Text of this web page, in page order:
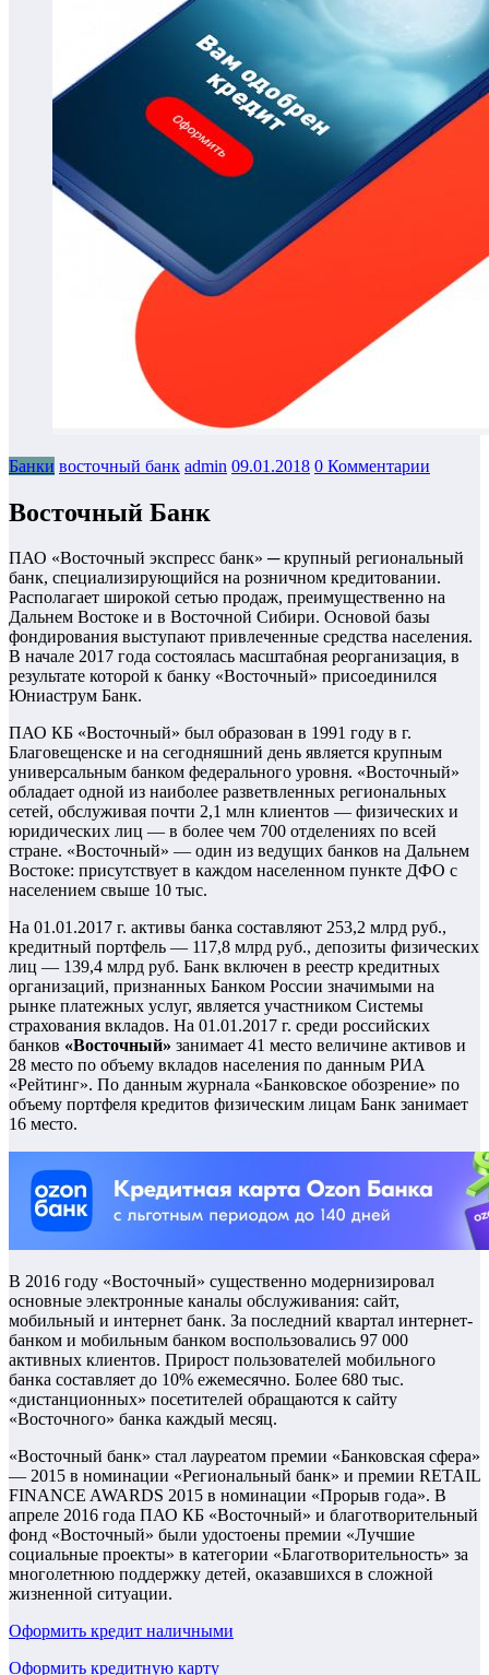
Банки восточный банк admin 09.01.2018 0 Комментарии
Восточный Банк
ПАО «Восточный экспресс банк» ─ крупный региональный
банк, специализирующийся на розничном кредитовании.
Располагает широкой сетью продаж, преимущественно на
Дальнем Востоке и в Восточной Сибири. Основой базы
фондирования выступают привлеченные средства населения.
В начале 2017 года состоялась масштабная реорганизация, в
результате которой к банку «Восточный» присоединился
Юниаструм Банк.
ПАО КБ «Восточный» был образован в 1991 году в г.
Благовещенске и на сегодняшний день является крупным
универсальным банком федерального уровня. «Восточный»
обладает одной из наиболее разветвленных региональных
сетей, обслуживая почти 2,1 млн клиентов — физических и
юридических лиц — в более чем 700 отделениях по всей
стране. «Восточный» — один из ведущих банков на Дальнем
Востоке: присутствует в каждом населенном пункте ДФО с
населением свыше 10 тыс.
На 01.01.2017 г. активы банка составляют 253,2 млрд руб.,
кредитный портфель — 117,8 млрд руб., депозиты физических
лиц — 139,4 млрд руб. Банк включен в реестр кредитных
организаций, признанных Банком России значимыми на
рынке платежных услуг, является участником Системы
страхования вкладов. На 01.01.2017 г. среди российских
банков «Восточный» занимает 41 место величине активов и
28 место по объему вкладов населения по данным РИА
«Рейтинг». По данным журнала «Банковское обозрение» по
объему портфеля кредитов физическим лицам Банк занимает
16 место.
В 2016 году «Восточный» существенно модернизировал
основные электронные каналы обслуживания: сайт,
мобильный и интернет банк. За последний квартал интернет-
банком и мобильным банком воспользовались 97 000
активных клиентов. Прирост пользователей мобильного
банка составляет до 10% ежемесячно. Более 680 тыс.
«дистанционных» посетителей обращаются к сайту
«Восточного» банка каждый месяц.
«Восточный банк» стал лауреатом премии «Банковская сфера»
— 2015 в номинации «Региональный банк» и премии RETAIL
FINANCE AWARDS 2015 в номинации «Прорыв года». В
апреле 2016 года ПАО КБ «Восточный» и благотворительный
фонд «Восточный» были удостоены премии «Лучшие
социальные проекты» в категории «Благотворительность» за
многолетнюю поддержку детей, оказавшихся в сложной
жизненной ситуации.
Оформить кредит наличными
Оформить кредитную карту